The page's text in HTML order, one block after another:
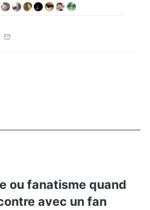
ou fanatisme quand
avec un fan